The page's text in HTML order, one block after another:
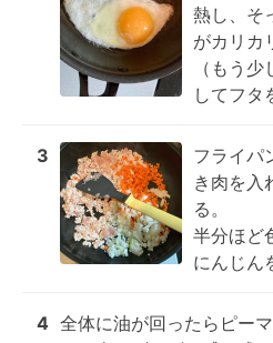
熱し、そ
がカリカ
（もう
してフタ
3
フライパ
き肉を入
る。
半分ほど
にんじん
4 全体に油が回ったらピー